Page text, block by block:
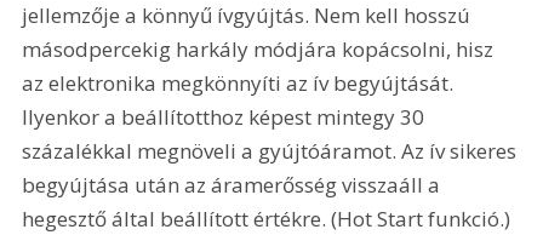
jellemzője a könnyű ívgyújtás. Nem kell hosszú
másodpercekig harkály módjára kopácsolni, hisz
az elektronika megkönnyíti az ív begyújtását.
Ilyenkor a beállítotthoz képest mintegy 30
százalékkal megnöveli a gyújtóáramot. Az ív sikeres
begyújtása után az áramerősség visszaáll a
hegesztő által beállított értékre. (Hot Start funkció.)